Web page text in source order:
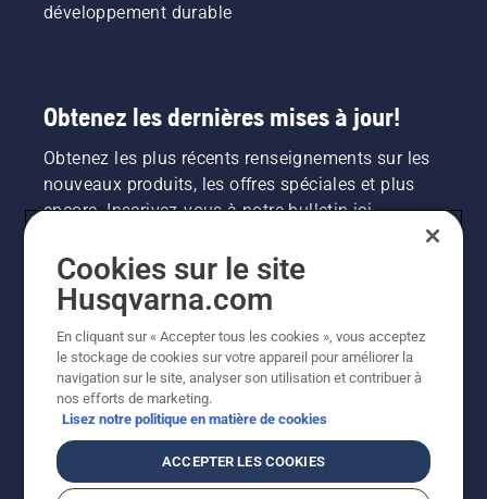
développement durable
Obtenez les dernières mises à jour!
Obtenez les plus récents renseignements sur les
nouveaux produits, les offres spéciales et plus
encore. Inscrivez-vous à notre bulletin ici.
INSCRIPTION À LA NEWSLETTER
Cookies sur le site
Husqvarna.com
En cliquant sur « Accepter tous les cookies », vous acceptez
le stockage de cookies sur votre appareil pour améliorer la
navigation sur le site, analyser son utilisation et contribuer à
nos efforts de marketing.
Lisez notre politique en matière de cookies
ACCEPTER LES COOKIES